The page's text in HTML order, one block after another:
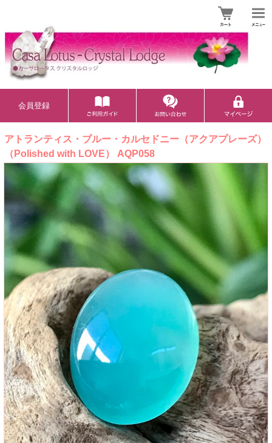
会員登録
アトランティス・ブルー・カルセドニー（アクアプレーズ）
（Polished with LOVE） AQP058